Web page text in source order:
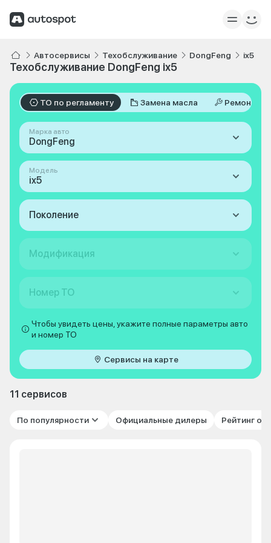
Автосервисы Техобслуживание DongFeng ix5
Техобслуживание DongFeng ix5
ТО по регламенту Замена масла Ремонт
Марка авто
DongFeng
Модель
ix5
Поколение
Модификация
Номер ТО
Чтобы увидеть цены, укажите полные параметры авто
и номер ТО
Сервисы на карте
11 сервисов
По популярности Официальные дилеры Рейтинг